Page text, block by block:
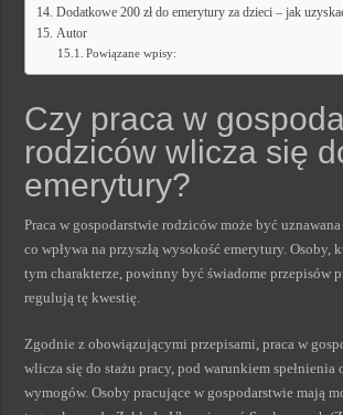
Dodatkowe 200 zł do emerytury za dzieci – jak
Autor
Powiązane wpisy:
Czy praca w
rodziców wlicza się
emerytury?
Praca w gospodarstwie rodziców może być
co wpływa na przyszłą wysokość emerytury. Osoby,
tym charakterze, powinny być świadome przepisów
regulują tę kwestię.
Zgodnie z obowiązującymi przepisami, praca w
wlicza się do stażu pracy, pod warunkiem spełnienia
wymogów. Osoby pracujące w gospodarstwie mają